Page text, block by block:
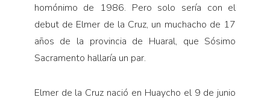
homónimo de 1986. Pero solo sería con el
debut de Elmer de la Cruz, un muchacho de 17
años de la provincia de Huaral, que Sósimo
Sacramento hallaría un par.
Elmer de la Cruz nació en Huaycho el 9 de junio